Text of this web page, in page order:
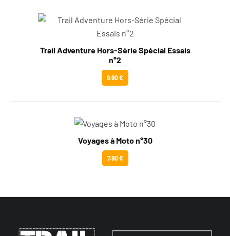
Trail Adventure Hors-Série Spécial Essais
n°2
9.90 €
Voyages à Moto n°30
7.90 €